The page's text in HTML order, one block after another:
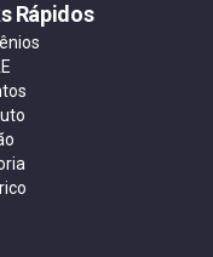
Rápidos